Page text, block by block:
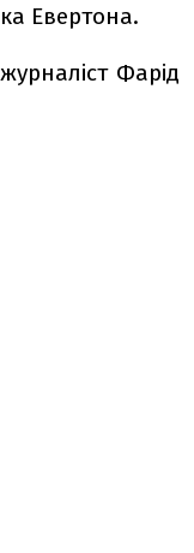
Евертона.
Фарід